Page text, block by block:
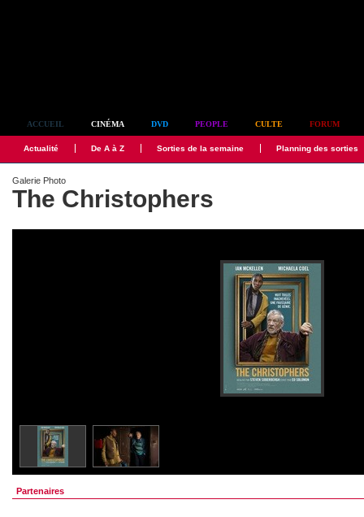
ACCUEIL CINÉMA DVD PEOPLE CULTE FORUM
Actualité De A à Z Sorties de la semaine Planning des sorties
Galerie Photo
The Christophers
Partenaires